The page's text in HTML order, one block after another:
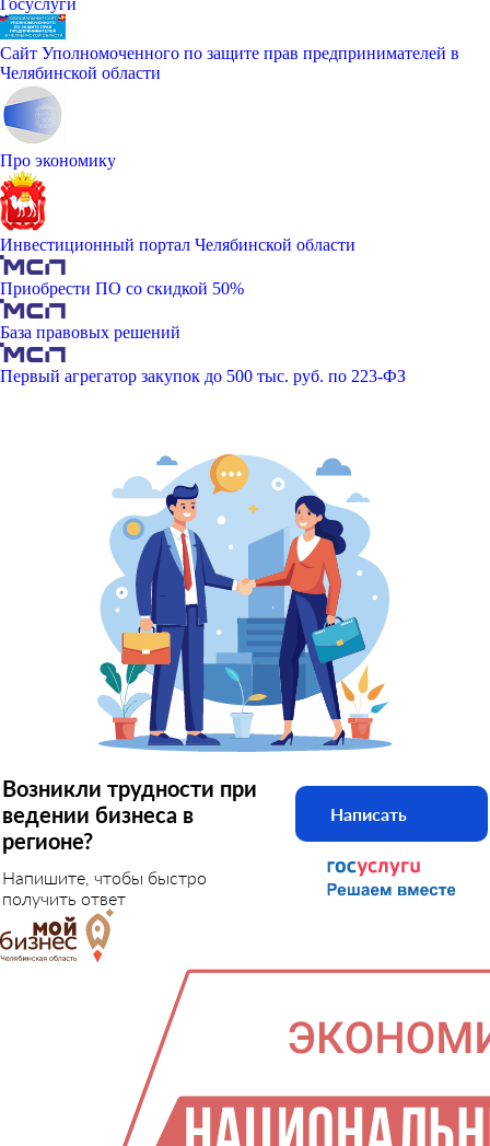
Сайт Уполномоченного по защите прав предпринимателей в
Челябинской области
Про экономику
Инвестиционный портал Челябинской области
Приобрести ПО со скидкой 50%
База правовых решений
Первый агрегатор закупок до 500 тыс. руб. по 223-ФЗ
Возникли трудности при
ведении бизнеса в
регионе?
Напишите, чтобы быстро
получить ответ
Написать